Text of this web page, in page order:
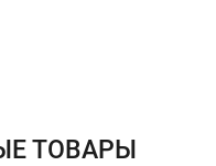
от
ТОВАРЫ